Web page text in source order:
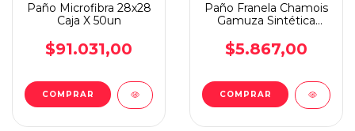
Paño Microfibra 28x28
Caja X 50un
$91.031,00
Paño Franela Chamois
Gamuza Sintética
$5.867,00